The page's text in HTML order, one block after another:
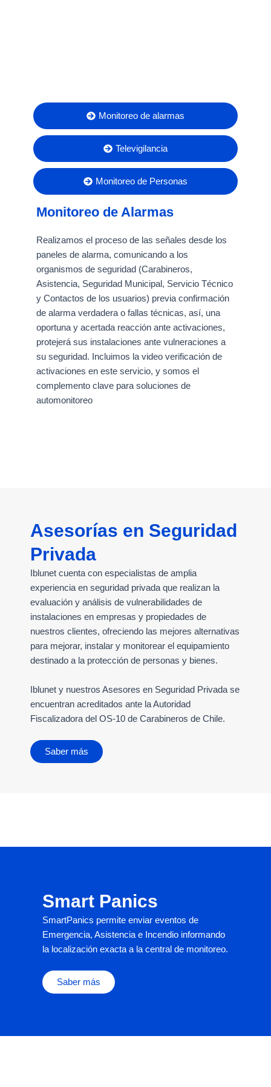
Monitoreo de alarmas
Televigilancia
Monitoreo de Personas
Monitoreo de Alarmas
Realizamos el proceso de las señales desde los
paneles de alarma, comunicando a los
organismos de seguridad (Carabineros,
Asistencia, Seguridad Municipal, Servicio Técnico
y Contactos de los usuarios) previa confirmación
de alarma verdadera o fallas técnicas, así, una
oportuna y acertada reacción ante activaciones,
protejerá sus instalaciones ante vulneraciones a
su seguridad. Incluimos la video verificación de
activaciones en este servicio, y somos el
complemento clave para soluciones de
automonitoreo
Asesorías en Seguridad
Privada
Iblunet cuenta con especialistas de amplia
experiencia en seguridad privada que realizan la
evaluación y análisis de vulnerabilidades de
instalaciones en empresas y propiedades de
nuestros clientes, ofreciendo las mejores alternativas
para mejorar, instalar y monitorear el equipamiento
destinado a la protección de personas y bienes.
Iblunet y nuestros Asesores en Seguridad Privada se
encuentran acreditados ante la Autoridad
Fiscalizadora del OS-10 de Carabineros de Chile.
Saber más
Smart Panics
SmartPanics permite enviar eventos de
Emergencia, Asistencia e Incendio informando
la localización exacta a la central de monitoreo.
Saber más